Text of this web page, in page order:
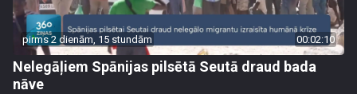
pirms 2 dienām, 15 stundām 00:02:10
Nelegāļiem Spānijas pilsētā Seutā draud bada
nāve